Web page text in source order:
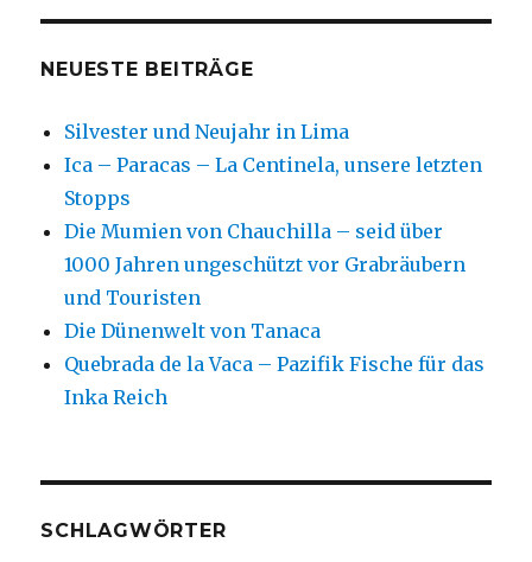
NEUESTE BEITRÄGE
Silvester und Neujahr in Lima
Ica – Paracas – La Centinela, unsere letzten
Stopps
Die Mumien von Chauchilla – seid über
1000 Jahren ungeschützt vor Grabräubern
und Touristen
Die Dünenwelt von Tanaca
Quebrada de la Vaca – Pazifik Fische für das
Inka Reich
SCHLAGWÖRTER